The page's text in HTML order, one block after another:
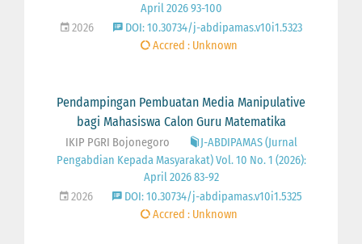
April 2026 93-100
2026
DOI: 10.30734/j-abdipamas.v10i1.5323
Accred : Unknown
Pendampingan Pembuatan Media Manipulative
bagi Mahasiswa Calon Guru Matematika
IKIP PGRI Bojonegoro
J-ABDIPAMAS (Jurnal
Pengabdian Kepada Masyarakat) Vol. 10 No. 1 (2026):
April 2026 83-92
2026
DOI: 10.30734/j-abdipamas.v10i1.5325
Accred : Unknown